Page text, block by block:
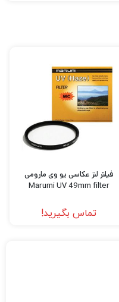
فیلتر لنز عکاسی یو وی مارومی
Marumi UV 49mm filter
تماس بگیرید!